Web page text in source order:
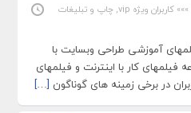
»»» کاربران ویژه vip , چاپ و تبلیغات
آموزشی طراحی وبسایت با
فیلمهای کار با اینترنت و فیلمهای
در برخی زمینه های گوناگون […]